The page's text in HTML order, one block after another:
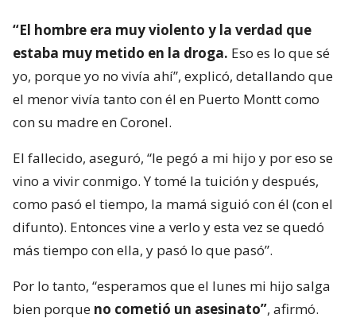
“El hombre era muy violento y la verdad que
estaba muy metido en la droga. Eso es lo que sé
yo, porque yo no vivía ahí”, explicó, detallando que
el menor vivía tanto con él en Puerto Montt como
con su madre en Coronel.
El fallecido, aseguró, “le pegó a mi hijo y por eso se
vino a vivir conmigo. Y tomé la tuición y después,
como pasó el tiempo, la mamá siguió con él (con el
difunto). Entonces vine a verlo y esta vez se quedó
más tiempo con ella, y pasó lo que pasó”.
Por lo tanto, “esperamos que el lunes mi hijo salga
bien porque no cometió un asesinato”, afirmó.